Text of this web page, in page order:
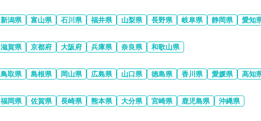
新潟県 富山県 石川県 福井県 山梨県 長野県 岐阜県 静岡県 愛知
滋賀県 京都府 大阪府 兵庫県 奈良県 和歌山県
鳥取県 島根県 岡山県 広島県 山口県 徳島県 香川県 愛媛県 高知
福岡県 佐賀県 長崎県 熊本県 大分県 宮崎県 鹿児島県 沖縄県